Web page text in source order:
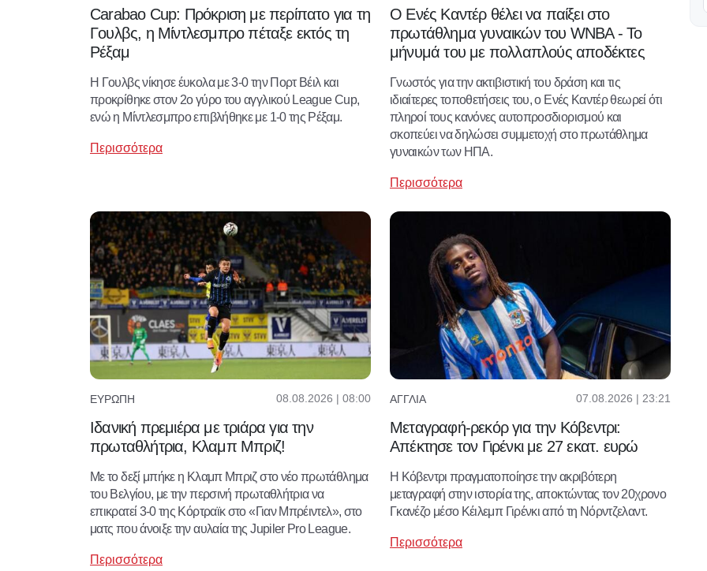
Carabao Cup: Πρόκριση με περίπατο για τη
Γουλβς, η Μίντλεσμπρο πέταξε εκτός τη
Ρέξαμ
Η Γουλβς νίκησε έυκολα με 3-0 την Πορτ Βέιλ και
προκρίθηκε στον 2ο γύρο του αγγλικού League Cup,
ενώ η Μίντλεσμπρο επιβλήθηκε με 1-0 της Ρέξαμ.
Περισσότερα
Ο Ενές Καντέρ θέλει να παίξει στο
πρωτάθλημα γυναικών του WNBA - Το
μήνυμά του με πολλαπλούς αποδέκτες
Γνωστός για την ακτιβιστική του δράση και τις
ιδιαίτερες τοποθετήσεις του, ο Ενές Καντέρ θεωρεί ότι
πληροί τους κανόνες αυτοπροσδιορισμού και
σκοπεύει να δηλώσει συμμετοχή στο πρωτάθλημα
γυναικών των ΗΠΑ.
Περισσότερα
ΕΥΡΏΠΗ 08.08.2026 | 08:00
Ιδανική πρεμιέρα με τριάρα για την
πρωταθλήτρια, Κλαμπ Μπριζ!
Με το δεξί μπήκε η Κλαμπ Μπριζ στο νέο πρωτάθλημα
του Βελγίου, με την περσινή πρωταθλήτρια να
επικρατεί 3-0 της Κόρτραϊκ στο «Γιαν Μπρέιντελ», στο
ματς που άνοιξε την αυλαία της Jupiler Pro League.
Περισσότερα
ΑΓΓΛΊΑ 07.08.2026 | 23:21
Μεταγραφή-ρεκόρ για την Κόβεντρι:
Απέκτησε τον Γιρένκι με 27 εκατ. ευρώ
Η Κόβεντρι πραγματοποίησε την ακριβότερη
μεταγραφή στην ιστορία της, αποκτώντας τον 20χρονο
Γκανέζο μέσο Κέιλεμπ Γιρένκι από τη Νόρντζελαντ.
Περισσότερα